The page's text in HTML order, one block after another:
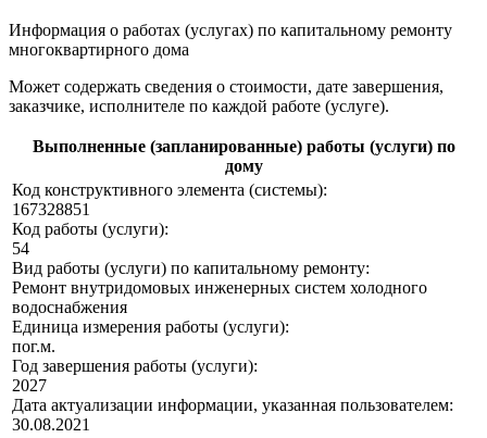
Информация о работах (услугах) по капитальному ремонту
многоквартирного дома
Может содержать сведения о стоимости, дате завершения,
заказчике, исполнителе по каждой работе (услуге).
Выполненные (запланированные) работы (услуги) по
дому
Код конструктивного элемента (системы):
167328851
Код работы (услуги):
54
Вид работы (услуги) по капитальному ремонту:
Ремонт внутридомовых инженерных систем холодного
водоснабжения
Единица измерения работы (услуги):
пог.м.
Год завершения работы (услуги):
2027
Дата актуализации информации, указанная пользователем:
30.08.2021